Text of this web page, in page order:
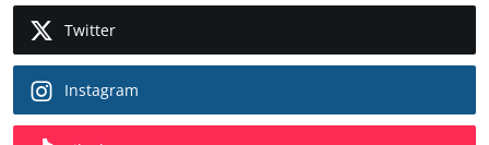
Twitter
Instagram